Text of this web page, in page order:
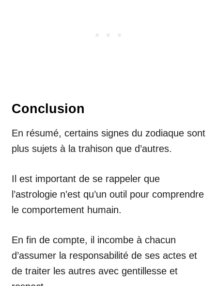
Conclusion
En résumé, certains signes du zodiaque sont
plus sujets à la trahison que d’autres.
Il est important de se rappeler que
l’astrologie n’est qu’un outil pour comprendre
le comportement humain.
En fin de compte, il incombe à chacun
d’assumer la responsabilité de ses actes et
de traiter les autres avec gentillesse et